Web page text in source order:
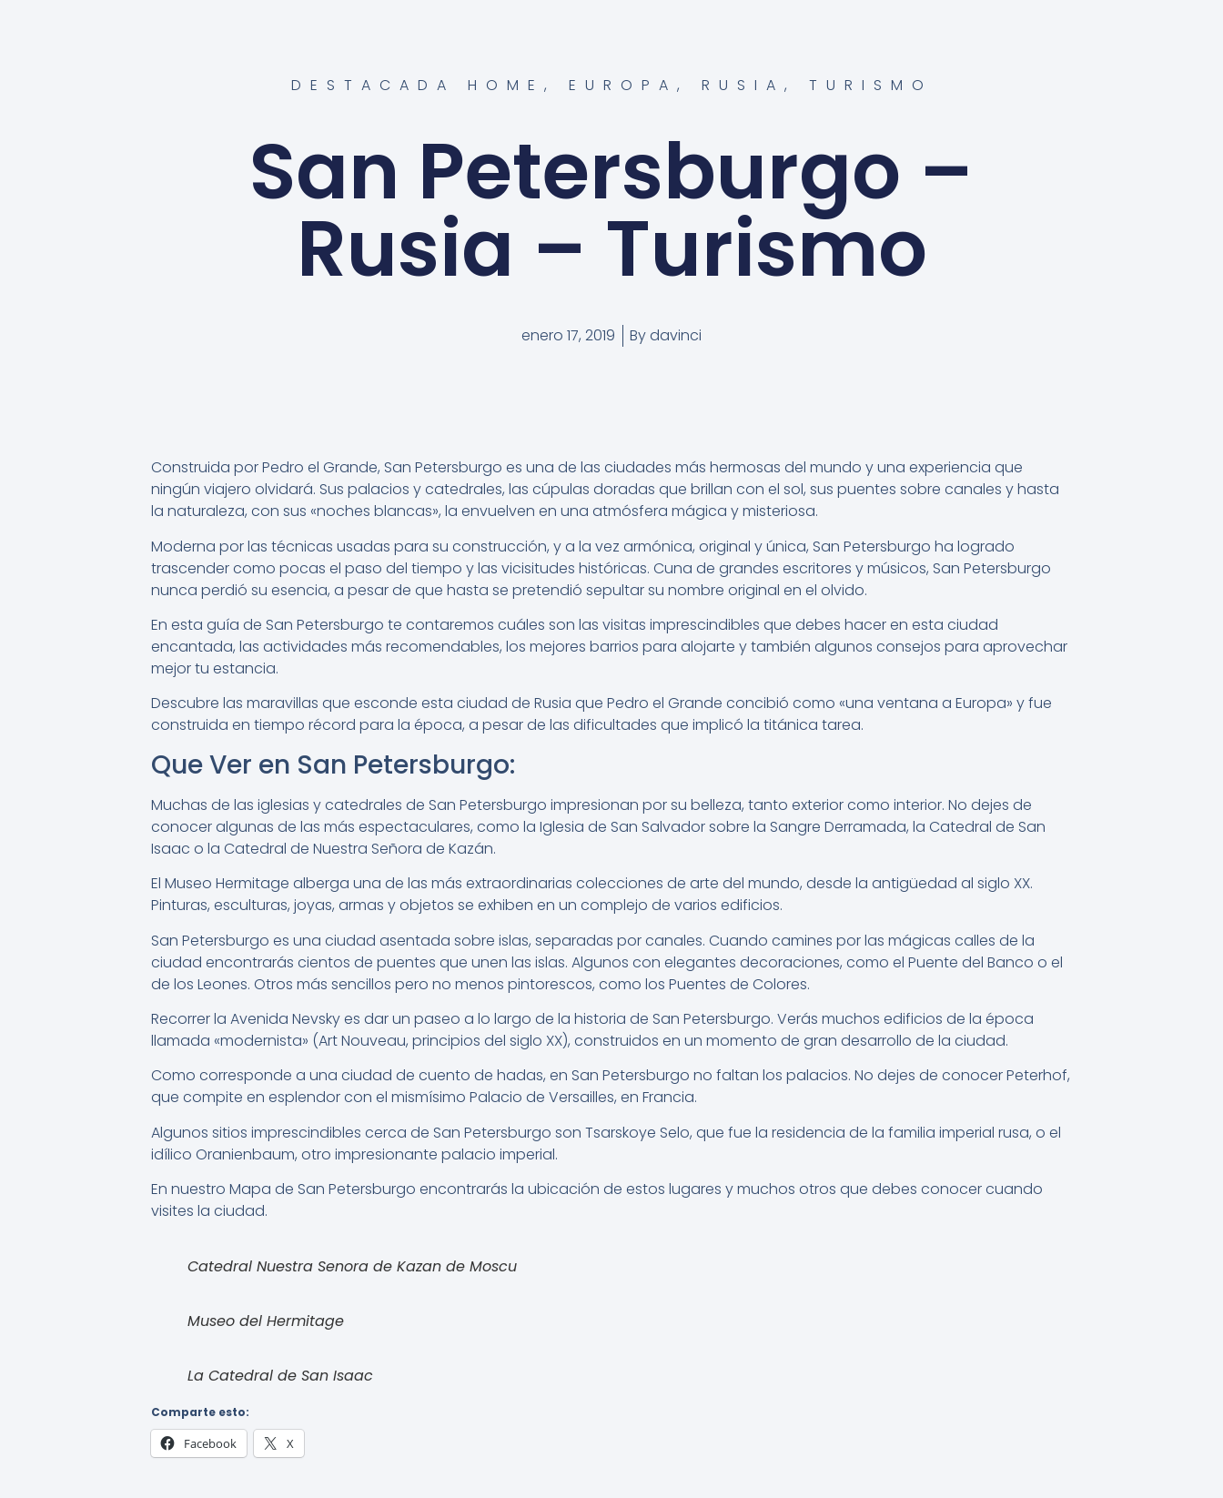
DESTACADA HOME , EUROPA , RUSIA , TURISMO
San Petersburgo –
Rusia – Turismo
enero 17, 2019 Bydavinci
Construida por Pedro el Grande, San Petersburgo es una de las ciudades más hermosas del mundo y una experiencia que
ningún viajero olvidará. Sus palacios y catedrales, las cúpulas doradas que brillan con el sol, sus puentes sobre canales y hasta
la naturaleza, con sus «noches blancas», la envuelven en una atmósfera mágica y misteriosa.
Moderna por las técnicas usadas para su construcción, y a la vez armónica, original y única, San Petersburgo ha logrado
trascender como pocas el paso del tiempo y las vicisitudes históricas. Cuna de grandes escritores y músicos, San Petersburgo
nunca perdió su esencia, a pesar de que hasta se pretendió sepultar su nombre original en el olvido.
En esta guía de San Petersburgo te contaremos cuáles son las visitas imprescindibles que debes hacer en esta ciudad
encantada, las actividades más recomendables, los mejores barrios para alojarte y también algunos consejos para aprovechar
mejor tu estancia.
Descubre las maravillas que esconde esta ciudad de Rusia que Pedro el Grande concibió como «una ventana a Europa» y fue
construida en tiempo récord para la época, a pesar de las dificultades que implicó la titánica tarea.
Que Ver en San Petersburgo:
Muchas de las iglesias y catedrales de San Petersburgo impresionan por su belleza, tanto exterior como interior. No dejes de
conocer algunas de las más espectaculares, como la Iglesia de San Salvador sobre la Sangre Derramada, la Catedral de San
Isaac o la Catedral de Nuestra Señora de Kazán.
El Museo Hermitage alberga una de las más extraordinarias colecciones de arte del mundo, desde la antigüedad al siglo XX.
Pinturas, esculturas, joyas, armas y objetos se exhiben en un complejo de varios edificios.
San Petersburgo es una ciudad asentada sobre islas, separadas por canales. Cuando camines por las mágicas calles de la
ciudad encontrarás cientos de puentes que unen las islas. Algunos con elegantes decoraciones, como el Puente del Banco o el
de los Leones. Otros más sencillos pero no menos pintorescos, como los Puentes de Colores.
Recorrer la Avenida Nevsky es dar un paseo a lo largo de la historia de San Petersburgo. Verás muchos edificios de la época
llamada «modernista» (Art Nouveau, principios del siglo XX), construidos en un momento de gran desarrollo de la ciudad.
Como corresponde a una ciudad de cuento de hadas, en San Petersburgo no faltan los palacios. No dejes de conocer Peterhof,
que compite en esplendor con el mismísimo Palacio de Versailles, en Francia.
Algunos sitios imprescindibles cerca de San Petersburgo son Tsarskoye Selo, que fue la residencia de la familia imperial rusa, o el
idílico Oranienbaum, otro impresionante palacio imperial.
En nuestro Mapa de San Petersburgo encontrarás la ubicación de estos lugares y muchos otros que debes conocer cuando
visites la ciudad.
Catedral Nuestra Senora de Kazan de Moscu
Museo del Hermitage
La Catedral de San Isaac
Comparte esto:
Facebook X